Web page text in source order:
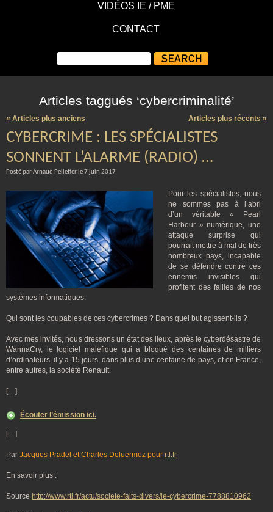
VIDÉOS IE / PME
CONTACT
Articles taggués ‘cybercriminalité’
« Articles plus anciens Articles plus récents »
CYBERCRIME : LES SPÉCIALISTES
SONNENT L’ALARME (RADIO) …
Posté par Arnaud Pelletier le 7 juin 2017
Pour les spécialistes, nous
ne sommes pas à l’abri
d’un véritable « Pearl
Harbour » numérique, une
attaque surprise qui
pourrait mettre à mal de très
nombreux pays, incapable
de se défendre contre ces
ennemis invisibles qui
profitent des failles de nos
systèmes informatiques.
Qui sont les coupables de ces cybercrimes ? Dans quel but agissent-ils ?
Avec mes invités, nous dressons un état des lieux, après le cyberdésastre de
WannaCry, le logiciel maléfique qui a bloqué des centaines de milliers
d’ordinateurs, il y a 15 jours, dans plus d’une centaine de pays, et en France,
entre autres, la société Renault.
[…]
Écouter l’émission ici.
[…]
Par Jacques Pradel et Charles Deluermoz pour rtl.fr
En savoir plus :
Source http://www.rtl.fr/actu/societe-faits-divers/le-cybercrime-7788810962